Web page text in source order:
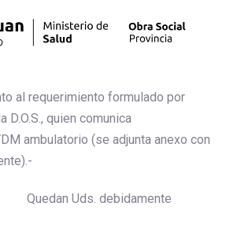
al requerimiento formulado por
D.O.S., quien comunica
ambulatorio (se adjunta anexo con
debidamente